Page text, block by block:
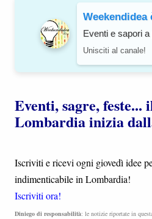
Weekendidea
Eventi e sapori a
Unisciti al canale!
Eventi, sagre, feste...
Lombardia inizia
Iscriviti e ricevi ogni giovedì idee
indimenticabile in Lombardia!
Iscriviti ora!
Diniego di responsabilità: le notizie riportate in